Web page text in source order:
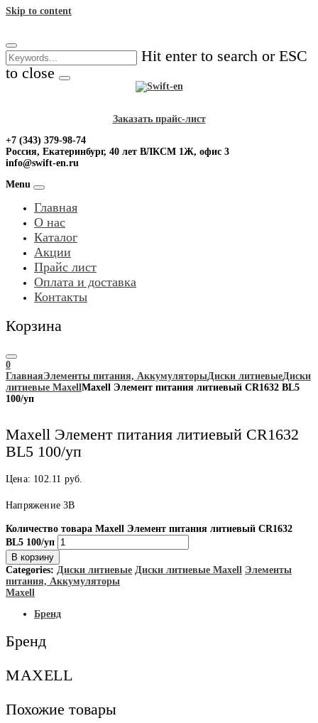
Skip to content
Hit enter to search or ESC
to close
Заказать прайс-лист
+7 (343) 379-98-74
Россия, Екатеринбург, 40 лет ВЛКСМ 1Ж, офис 3
info@swift-en.ru
Menu
Главная
О нас
Каталог
Акции
Прайс лист
Оплата и доставка
Контакты
Корзина
0
ГлавнаяЭлементы питания, АккумуляторыДиски литиевыеДиски
литиевые MaxellMaxell Элемент питания литиевый CR1632 BL5
100/уп
Maxell Элемент питания литиевый CR1632
BL5 100/уп
Цена: 102.11 руб.
Напряжение 3В
Количество товара Maxell Элемент питания литиевый CR1632
BL5 100/уп
В корзину
Categories: Диски литиевые Диски литиевые Maxell Элементы
питания, Аккумуляторы
Maxell
Бренд
Бренд
MAXELL
Похожие товары